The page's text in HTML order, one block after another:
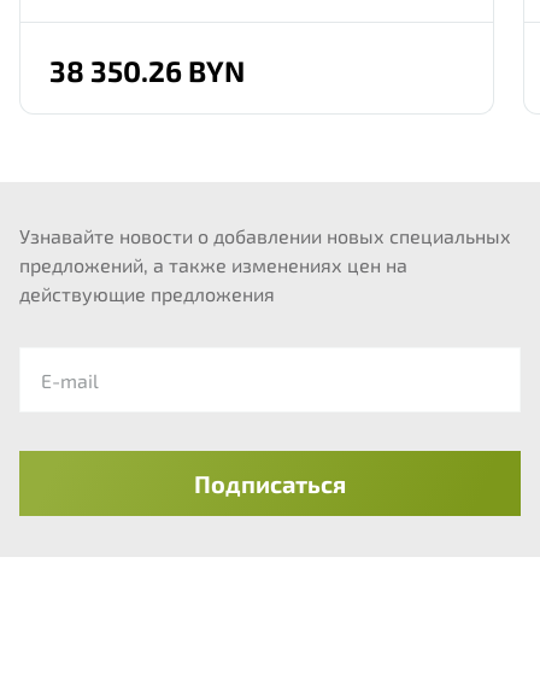
38 350.26 BYN
Узнавайте новости о добавлении новых специальных
предложений, а также изменениях цен на
действующие предложения
Подписаться
Отправить